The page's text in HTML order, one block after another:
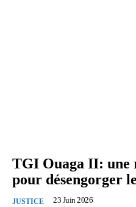
TGI Ouaga II: une
pour désengorger
JUSTICE 23 Juin 2026